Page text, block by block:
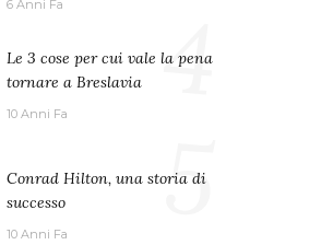
6 Anni Fa
Le 3 cose per cui vale la pena
tornare a Breslavia
10 Anni Fa 4
Conrad Hilton, una storia di
successo
10 Anni Fa 5